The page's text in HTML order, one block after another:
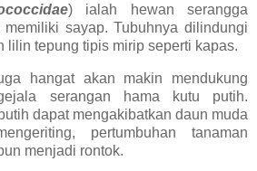
) ialah hewan serangga
sayap. Tubuhnya dilindungi
lilin tepung tipis mirip seperti kapas.
hangat akan makin mendukung
serangan hama kutu putih.
dapat mengakibatkan daun muda
pertumbuhan tanaman
menjadi rontok.